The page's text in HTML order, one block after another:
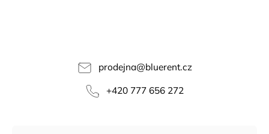
prodejna@bluerent.cz
+420 777 656 272